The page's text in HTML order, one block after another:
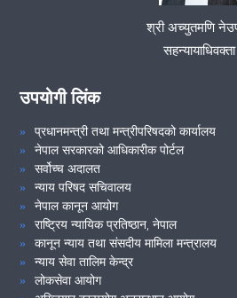
समुदायमा सरकारी वकील र
समुदाय प्रहरी साझेदारी र
कार्यक्रम
श्री अच्युतमणि
सहन्यायाधिवक्ता
उपयोगी लिंक
प्रधानमन्त्री तथा मन्त्रीपरिषदको कार्यालय
नेपाल सरकारको आधिकारीक पोर्टल
सर्वोच्च अदालत
न्याय परिषद सचिवालय
नेपाल कानून आयोग
राष्ट्रिय न्यायिक प्रतिष्ठान, नेपाल
कानून न्याय तथा संसदीय मामिला मन्त्रालय
न्याय सेवा तालिम केन्द्र
लोकसेवा आयोग